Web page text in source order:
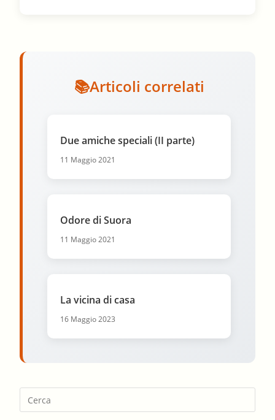
Articoli correlati
Due amiche speciali (II parte)
11 Maggio 2021
Odore di Suora
11 Maggio 2021
La vicina di casa
16 Maggio 2023